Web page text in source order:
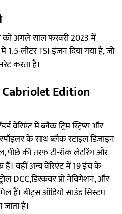
को अगले साल फरवरी 2023 में
1.5-लीटर TSI इंजन दिया गया है, जो
करता है।
Cabriolet Edition
वेरिएंट में ब्लैक ट्रिम स्ट्रिप्स और
के साथ ब्लैक स्टाइल डिज़ाइन
पीछे की तरफ टी-रॉक लेटरिंग और
वहीं अन्य वेरिएंट में 19 इंच के
DCC,डिस्कवर प्रो नेविगेशन, और
हैं। बीट्स ऑडियो साउंड सिस्टम
है।